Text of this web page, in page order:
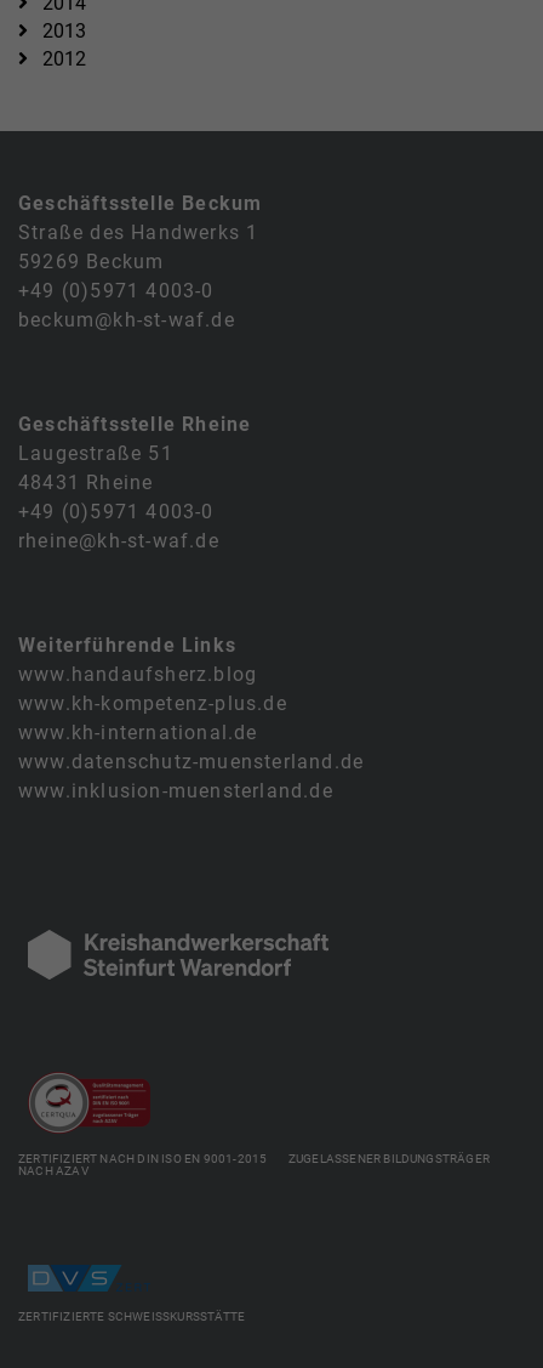
2013
2012
Geschäftsstelle Beckum
Straße des Handwerks 1
59269 Beckum
+49 (0)5971 4003-0
beckum@kh-st-waf.de
Geschäftsstelle Rheine
Laugestraße 51
48431 Rheine
+49 (0)5971 4003-0
rheine@kh-st-waf.de
Weiterführende Links
www.handaufsherz.blog
www.kh-kompetenz-plus.de
www.kh-international.de
www.datenschutz-muensterland.de
www.inklusion-muensterland.de
ZERTIFIZIERT NACH DIN ISO EN 9001-2015 ZUGELASSENER BILDUNGSTRÄGER
NACH AZAV
ZERTIFIZIERTE SCHWEISSKURSSTÄTTE